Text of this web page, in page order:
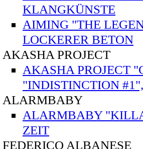
KLANGKÜNSTE
AIMING "THE
LOCKERER BETON
AKASHA PROJECT
AKASHA PROJECT
"INDISTINCTION
ALARMBABY
ALARMBABY
ZEIT
FEDERICO ALBANESE